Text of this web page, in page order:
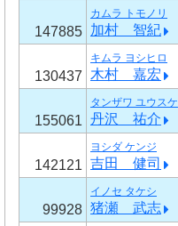
147885
カムラ トモノリ
加村 智紀
130437
キムラ ヨシヒロ
木村 嘉宏
155061
タンザワ ユウスケ
丹沢 祐介
142121
ヨシダ ケンジ
吉田 健司
99928
イノセ タケシ
猪瀬 武志